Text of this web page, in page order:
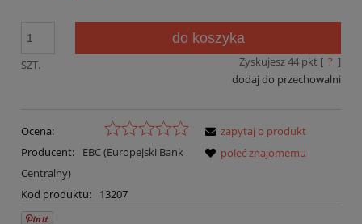
SZT.
do koszyka
Zyskujesz44pkt [ ? ]
dodaj do przechowalni
Ocena:
Producent:
EBC (Europejski Bank
Centralny)
Kod produktu:
13207
zapytaj o produkt
poleć znajomemu